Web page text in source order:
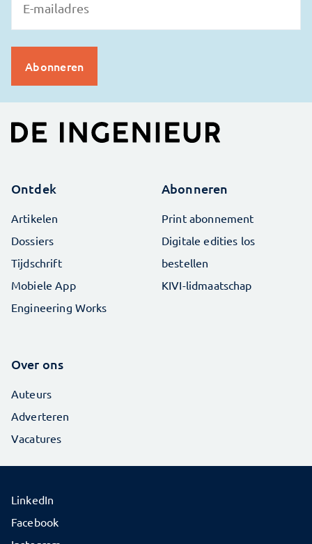
Ontdek
Artikelen
Dossiers
Tijdschrift
Mobiele App
Engineering Works
Abonneren
Print abonnement
Digitale edities los
bestellen
KIVI-lidmaatschap
Over ons
Auteurs
Adverteren
Vacatures
LinkedIn
Facebook